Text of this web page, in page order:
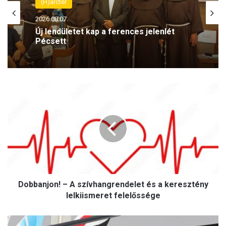
(H)arctér
2026.08.07.
Új lendületet kap a ferences jelenlét
Pécsett
s
Dobbanjon! – A szívhangrendelet és a keresztény
lelkiismeret felelőssége
A